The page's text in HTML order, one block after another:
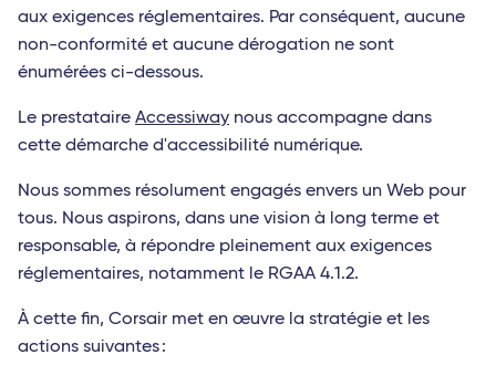
aux exigences réglementaires. Par conséquent, aucune
non-conformité et aucune dérogation ne sont
énumérées ci-dessous.
Le prestataire Accessiway nous accompagne dans
cette démarche d'accessibilité numérique.
Nous sommes résolument engagés envers un Web pour
tous. Nous aspirons, dans une vision à long terme et
responsable, à répondre pleinement aux exigences
réglementaires, notamment le RGAA 4.1.2.
À cette fin, Corsair met en œuvre la stratégie et les
actions suivantes :